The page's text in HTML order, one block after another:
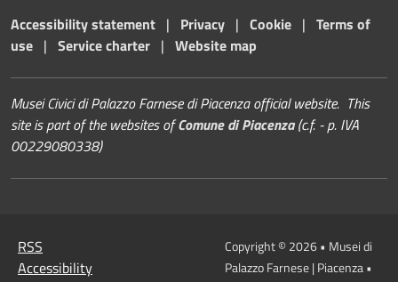
Accessibility statement | Privacy | Cookie | Terms of
use | Service charter | Website map
Musei Civici di Palazzo Farnese di Piacenza official website. This
site is part of the websites ofComune di Piacenza(c.f. - p. IVA
00229080338)
RSS
Accessibility
Copyright © 2026 • Musei di
Palazzo Farnese | Piacenza •